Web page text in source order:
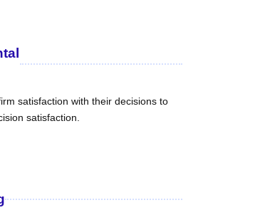
satisfaction with their decisions to
satisfaction.